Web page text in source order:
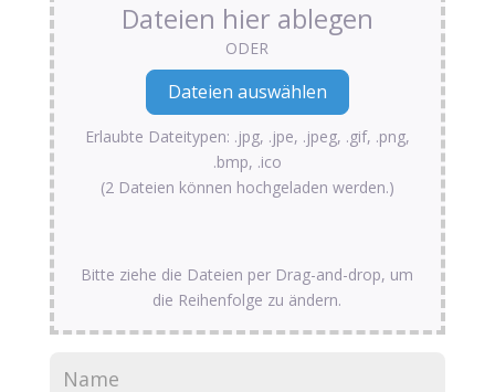
Dateien hier ablegen
ODER
Erlaubte Dateitypen: .jpg, .jpe, .jpeg, .gif, .png,
.bmp, .ico
(2 Dateien können hochgeladen werden.)
Bitte ziehe die Dateien per Drag-and-drop, um
die Reihenfolge zu ändern.